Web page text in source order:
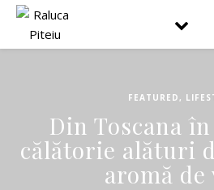
FEATURED ,
Din Toscana
călătorie alături
aromă de